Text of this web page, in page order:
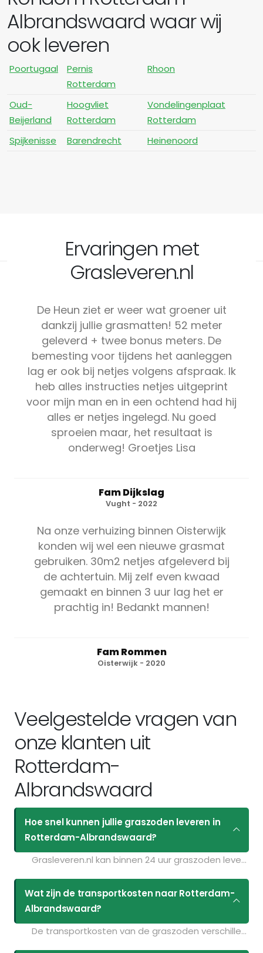
Albrandswaard waar wij
ook leveren
Poortugaal
Pernis
Rotterdam
Rhoon
Oud-
Beijerland
Hoogvliet
Rotterdam
Vondelingenplaat
Rotterdam
Spijkenisse
Barendrecht Heinenoord
Ervaringen met
Grasleveren.nl
De Heun ziet er weer wat groener uit
dankzij jullie grasmatten! 52 meter
geleverd + twee bonus meters. De
bemesting voor tijdens het aanleggen
lag er ook bij netjes volgens afspraak. Ik
heb alles instructies netjes uitgeprint
voor mijn man en in een ochtend had hij
alles er netjes ingelegd. Nu goed
sproeien maar, het resultaat is
onderweg! Groetjes Lisa
Fam Dijkslag
Vught - 2022
Na onze verhuizing binnen Oisterwijk
konden wij wel een nieuwe grasmat
gebruiken. 30m2 netjes afgeleverd bij
de achtertuin. Mij zelf even kwaad
gemaakt en binnen 3 uur lag het er
prachtig in! Bedankt mannen!
Fam Rommen
Oisterwijk - 2020
Veelgestelde vragen van
onze klanten uit
Rotterdam-
Albrandswaard
Hoe snel kunnen jullie graszoden leveren in
Rotterdam-Albrandswaard?
Grasleveren.nl kan binnen 24 uur graszoden leveren in Rotterdam-Albrandswaard. Als u bijvoorbeeld graszoden op maandag bestelt voor 11:30 kunt u ze de volgende dag geleverd krijgen. Kijk voor de actuele leverdagen op de pagina
Wat zijn de transportkosten naar Rotterdam-
Albrandswaard?
De transportkosten van de graszoden verschillen per postcodegebied en zijn afhankelijk van de hoeveelheid graszoden die u bestelt. Bent u benieuwd naar de prijzen? Vul uw gegevens in op de pagina